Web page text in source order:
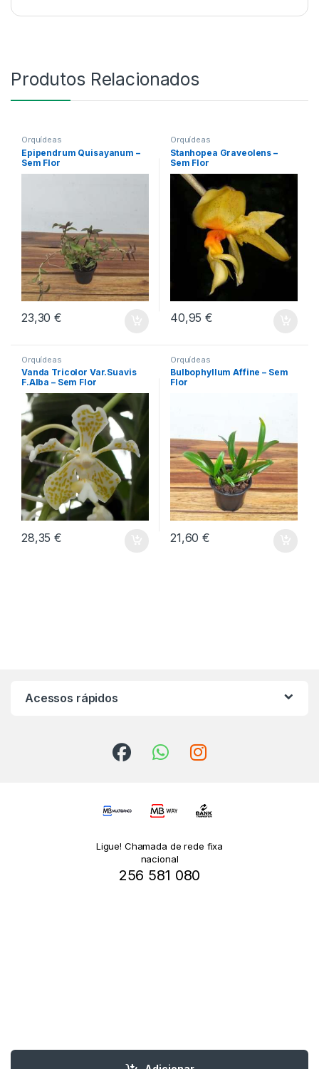
Produtos Relacionados
Orquídeas
Epipendrum Quisayanum –
Sem Flor
23,30€
Orquídeas
Stanhopea Graveolens –
Sem Flor
40,95€
Orquídeas
Vanda Tricolor Var.Suavis
F.Alba – Sem Flor
28,35€
Orquídeas
Bulbophyllum Affine – Sem
Flor
21,60€
Acessos rápidos
Ligue! Chamada de rede fixa
nacional
256 581 080